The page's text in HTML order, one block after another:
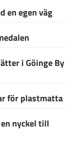
en egen väg
i Göinge By
för plastmatta
nyckel till